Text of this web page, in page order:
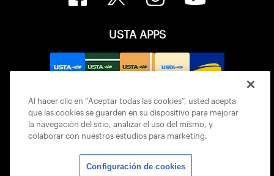
USTA APPS
Al hacer clic en “Aceptar todas las cookies”, usted acepta
que las cookies se guarden en su dispositivo para mejorar
la navegación del sitio, analizar el uso del mismo, y
colaborar con nuestros estudios para marketing.
Configuración de cookies